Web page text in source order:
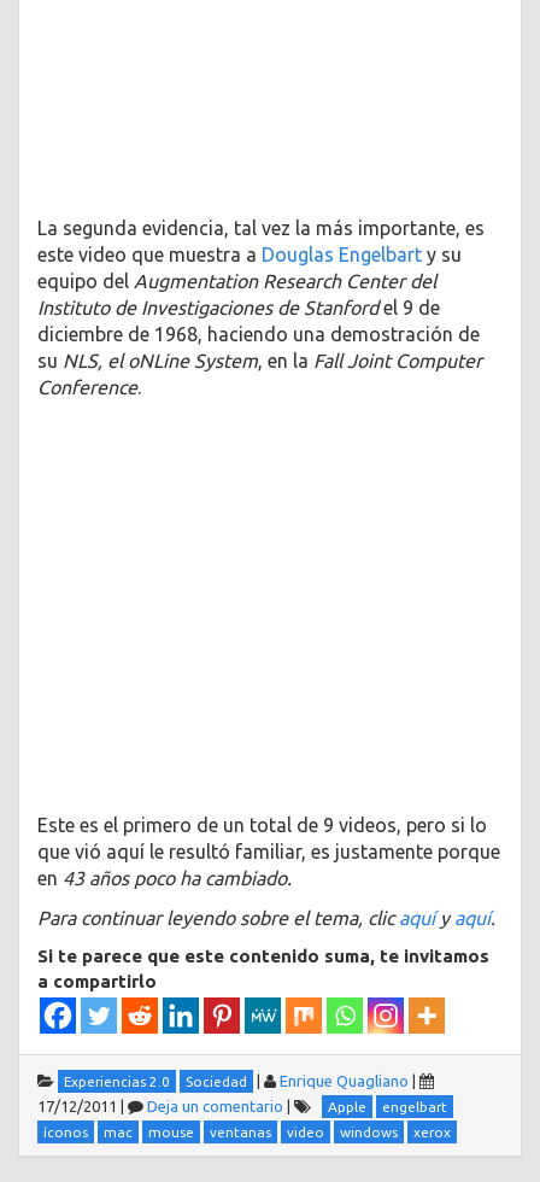
La segunda evidencia, tal vez la más importante, es
este video que muestra a Douglas Engelbart y su
equipo del Augmentation Research Center del
Instituto de Investigaciones de Stanfordel 9 de
diciembre de 1968, haciendo una demostración de
su NLS, el oNLine System, en la Fall Joint Computer
Conference.
Este es el primero de un total de 9 videos, pero si lo
que vió aquí le resultó familiar, es justamente porque
en 43 años poco ha cambiado.
Para continuar leyendo sobre el tema, clicaquíyaquí.
Si te parece que este contenido suma, te invitamos
a compartirlo
Experiencias 2.0 Sociedad Enrique Quagliano
17/12/2011
Deja un comentario Apple
engelbart
íconos
mac mouse ventanas video windows xerox